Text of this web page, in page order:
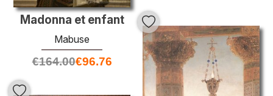
Madonna et enfant
Mabuse
€164.00€96.76